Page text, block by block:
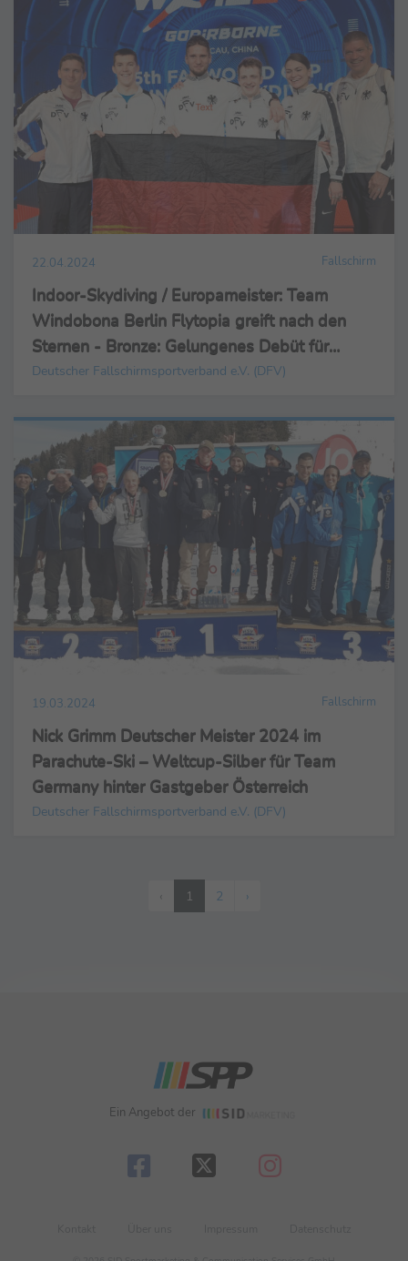
22.04.2024 Fallschirm
Indoor-Skydiving / Europameister: Team
Windobona Berlin Flytopia greift nach den
Sternen - Bronze: Gelungenes Debüt für
Germany im Dynamic 4-way
Deutscher Fallschirmsportverband e.V. (DFV)
19.03.2024 Fallschirm
Nick Grimm Deutscher Meister 2024 im
Parachute-Ski – Weltcup-Silber für Team
Germany hinter Gastgeber Österreich
Deutscher Fallschirmsportverband e.V. (DFV)
‹ 1 2 ›
Ein Angebot der